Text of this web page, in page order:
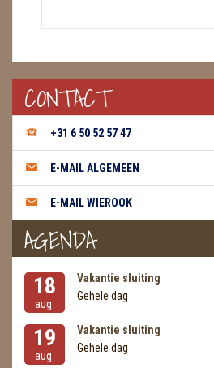
SPECIALE STUKKEN
TELEFOON KOORDEN
THEELICHTEN
VLINDERS
WIEROOK, OLIE & TOEBEHOREN
ZAKJES WATER ELIXERS
CONTACT
+31 6 50 52 57 47
E-MAIL ALGEMEEN
E-MAIL WIEROOK
AGENDA
18
aug.
Vakantie sluiting
Gehele dag
19
aug.
Vakantie sluiting
Gehele dag